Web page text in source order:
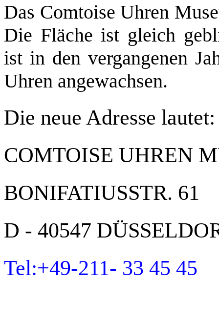
Das Comtoise Uhren
Die Fläche ist gleich
ist in den vergangenen
Uhren angewachsen.
Die neue Adresse lautet:
COMTOISE UHREN
BONIFATIUSSTR. 61
D - 40547
Tel:+49-211- 33 45 45